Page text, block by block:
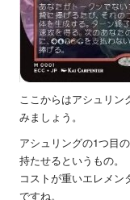
ここからはアシュリン
みましょう。
アシュリングの1つ目
持たせるというもの。
コストが重いエレメ
ですね。